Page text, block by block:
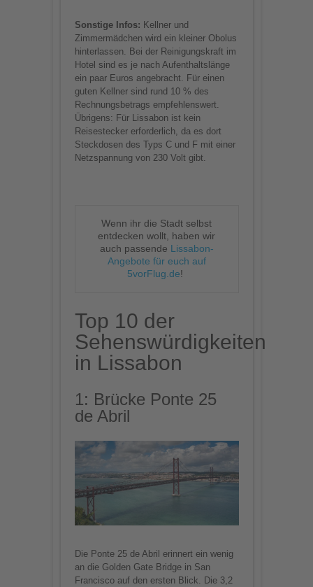
Sonstige Infos: Kellner und
Zimmermädchen wird ein kleiner Obolus
hinterlassen. Bei der Reinigungskraft im
Hotel sind es je nach Aufenthaltslänge
ein paar Euros angebracht. Für einen
guten Kellner sind rund 10 % des
Rechnungsbetrags empfehlenswert.
Übrigens: Für Lissabon ist kein
Reisestecker erforderlich, da es dort
Steckdosen des Typs C und F mit einer
Netzspannung von 230 Volt gibt.
Wenn ihr die Stadt selbst
entdecken wollt, haben wir
auch passende Lissabon-
Angebote für euch auf
5vorFlug.de!
Top 10 der
Sehenswürdigkeiten
in Lissabon
1: Brücke Ponte 25
de Abril
Die Ponte 25 de Abril erinnert ein wenig
an die Golden Gate Bridge in San
Francisco auf den ersten Blick. Die 3,2